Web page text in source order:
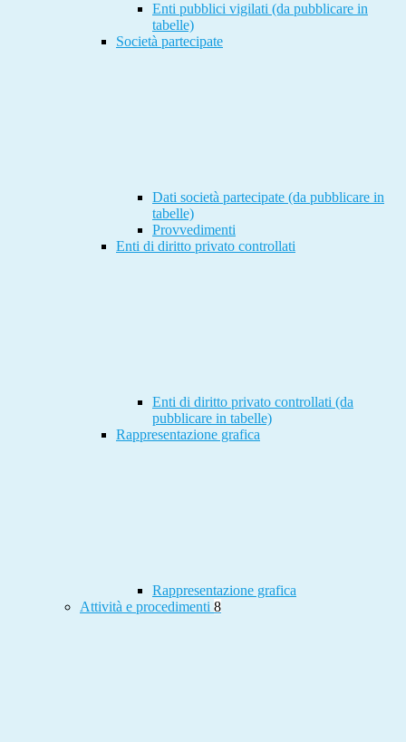
Enti pubblici vigilati (da pubblicare in
tabelle)
Società partecipate
Dati società partecipate (da pubblicare in
tabelle)
Provvedimenti
Enti di diritto privato controllati
Enti di diritto privato controllati (da
pubblicare in tabelle)
Rappresentazione grafica
Rappresentazione grafica
Attività e procedimenti 8